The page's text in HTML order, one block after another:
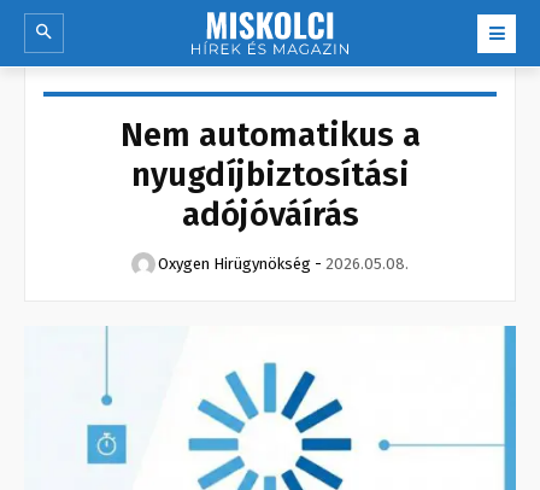
Nem automatikus a
nyugdíjbiztosítási
adójóváírás
Oxygen Hirügynökség - 2026.05.08.